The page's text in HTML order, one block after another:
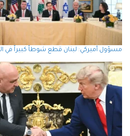
مسؤول أميركي: لبنان قطع شوطاً كبيراً في